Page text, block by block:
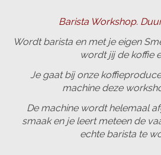
Barista Workshop.
Wordt barista en met je eigen
wordt jij de koffie
Je gaat bij onze
machine deze
De machine wordt helemaal
smaak en je leert meteen de
echte barista te